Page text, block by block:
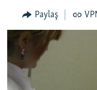
QANUNI DOĞRU
ARAŞDIRMA
MULTIMEDIA
VIDEO
RADIO ARXIV
Paylaş